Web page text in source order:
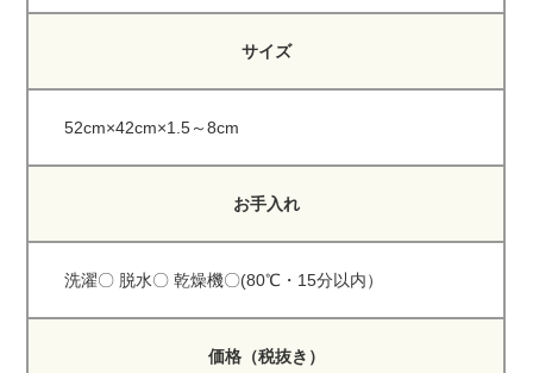
サイズ
52cm×42cm×1.5～8cm
お手入れ
洗濯〇 脱水〇 乾燥機〇(80℃・15分以内）
価格（税抜き）